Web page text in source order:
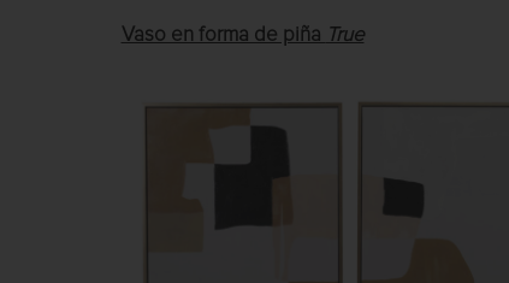
Vaso en forma de piña True